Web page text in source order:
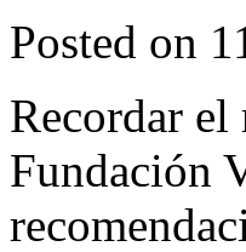
Posted on
Recordar
Fundación